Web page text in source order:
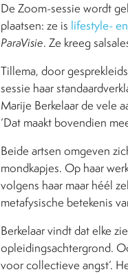
De Zoom-sessie wordt
plaatsen: ze is lifestyle-
ParaVisie. Ze kreeg
Tillema, door
sessie haar
Marije Berkelaar de vele
‘Dat maakt bovendien
Beide artsen omgeven
mondkapjes. Op haar
volgens haar maar héél
metafysische betekenis
Berkelaar vindt dat elke
opleidingsachtergrond.
voor collectieve angst’.